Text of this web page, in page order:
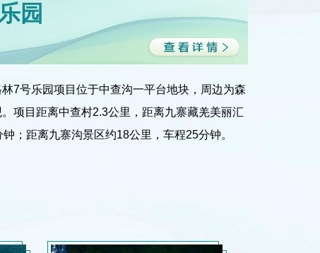
园
7号乐园项目位于中查沟一平台地块，周边为森
项目距离中查村2.3公里，距离九寨藏羌美丽汇
；距离九寨沟景区约18公里，车程25分钟。